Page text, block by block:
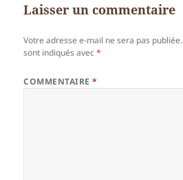
Laisser un commentaire
Votre adresse e-mail ne sera pas publiée.
sont indiqués avec*
COMMENTAIRE*